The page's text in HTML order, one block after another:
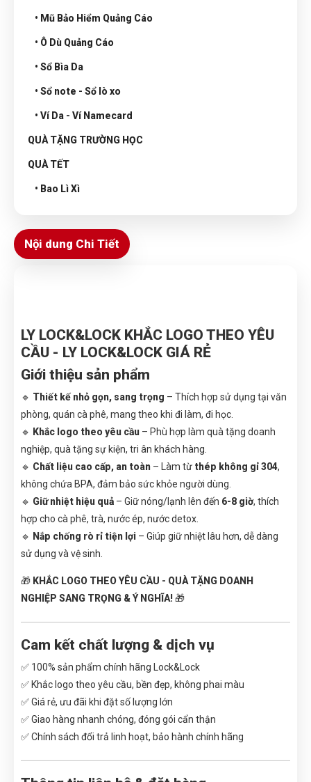
• Mũ Bảo Hiểm Quảng Cáo
• Ô Dù Quảng Cáo
• Sổ Bìa Da
• Sổ note - Sổ lò xo
• Ví Da - Ví Namecard
QUÀ TẶNG TRƯỜNG HỌC
QUÀ TẾT
• Bao Lì Xì
Nội dung Chi Tiết
LY LOCK&LOCK KHẮC LOGO THEO YÊU
CẦU - LY LOCK&LOCK GIÁ RẺ
Giới thiệu sản phẩm
🔹 Thiết kế nhỏ gọn, sang trọng – Thích hợp sử dụng tại văn
phòng, quán cà phê, mang theo khi đi làm, đi học.
🔹 Khắc logo theo yêu cầu – Phù hợp làm quà tặng doanh
nghiệp, quà tặng sự kiện, tri ân khách hàng.
🔹 Chất liệu cao cấp, an toàn – Làm từ thép không gỉ 304,
không chứa BPA, đảm bảo sức khỏe người dùng.
🔹 Giữ nhiệt hiệu quả – Giữ nóng/lạnh lên đến 6-8 giờ, thích
hợp cho cà phê, trà, nước ép, nước detox.
🔹 Nắp chống rò rỉ tiện lợi – Giúp giữ nhiệt lâu hơn, dễ dàng
sử dụng và vệ sinh.
🎁 KHẮC LOGO THEO YÊU CẦU - QUÀ TẶNG DOANH
NGHIỆP SANG TRỌNG & Ý NGHĨA!🎁
Cam kết chất lượng & dịch vụ
✅ 100% sản phẩm chính hãng Lock&Lock
✅ Khắc logo theo yêu cầu, bền đẹp, không phai màu
✅ Giá rẻ, ưu đãi khi đặt số lượng lớn
✅ Giao hàng nhanh chóng, đóng gói cẩn thận
✅ Chính sách đổi trả linh hoạt, bảo hành chính hãng